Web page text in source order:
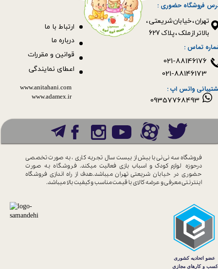
فروشگاه حضوری :
​​​​​​​تهران ، خیابان شریعتی ،
بالاتر از ملک ، پلاک 627​​​​​​​
قوانین و مقررات
ارتباط با ما
09357768493
درباره ما
اعطای نمایندگی
www.anitahani.com
www.ada​​​​​​​mex.ir
فروشگاه سه نی نی با بیش از بیست سال تجربه کاری ، به صورت تخصصی
درحوزه لوازم کودک و اسباب بازی فعالیت میکند. فروشگاه به صورت
حضوری در خیابان شریعتی تهران میباشد.هدف از راه اندازی فروشگاه
اینترنتی معرفی و عرضه کالای باقیمت مناسب و کیفیت بالا میباشد.
تماس :
واتس اپ :